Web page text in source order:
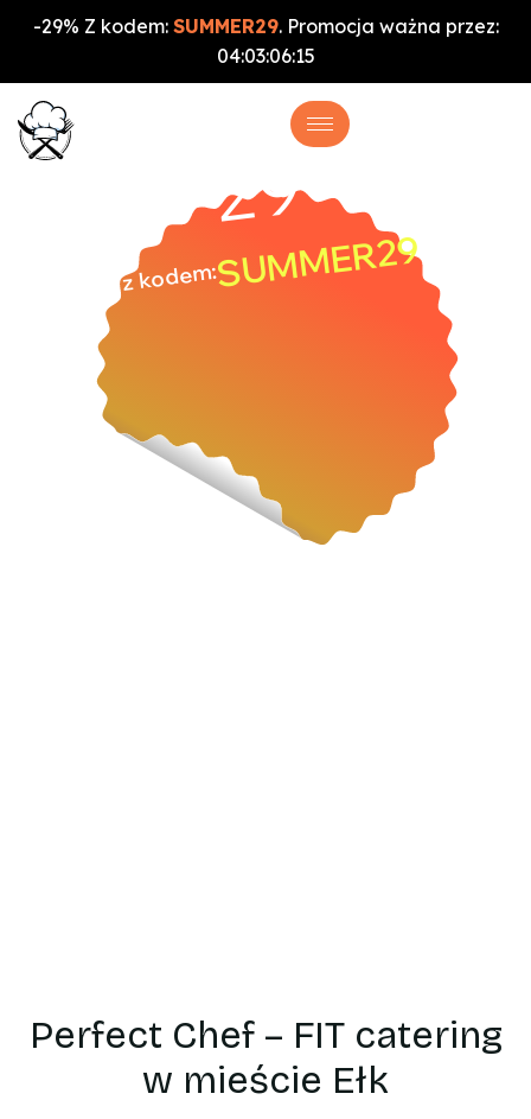
-29% Z kodem: SUMMER29. Promocja ważna przez:
04:03:06:14
-29%
z kodem:SUMMER29
Perfect Chef – FIT catering
w mieście Ełk